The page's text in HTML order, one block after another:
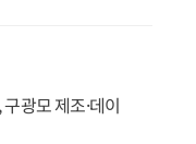
광모 제조·데이